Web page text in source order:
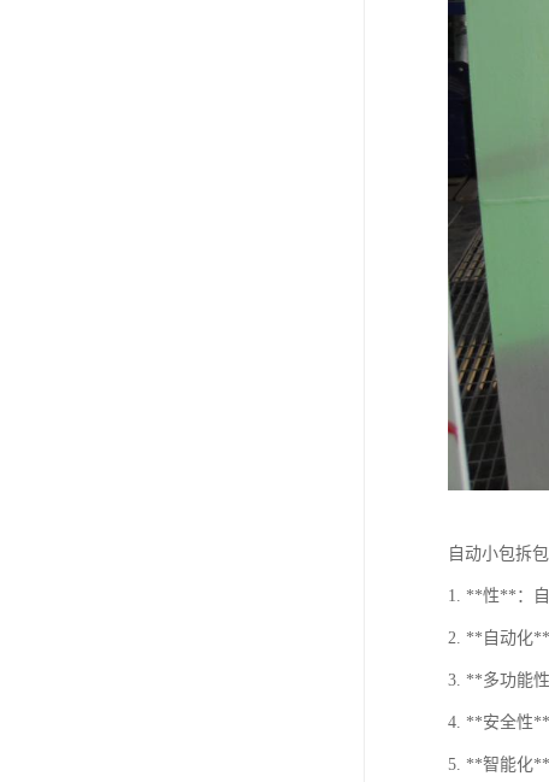
自动小包拆
1. **性**：自
2. **自动化
3. **多功能
4. **安全性**
5. **智能化**